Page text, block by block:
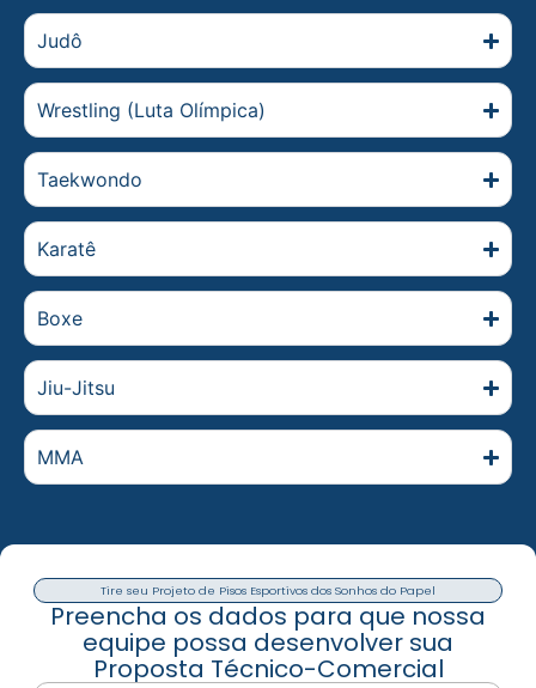
Judô
Wrestling (Luta Olímpica)
Taekwondo
Karatê
Boxe
Jiu-Jitsu
MMA
Tire seu Projeto de Pisos Esportivos dos Sonhos do Papel
Preencha os dados para que nossa
equipe possa desenvolver sua
Proposta Técnico-Comercial